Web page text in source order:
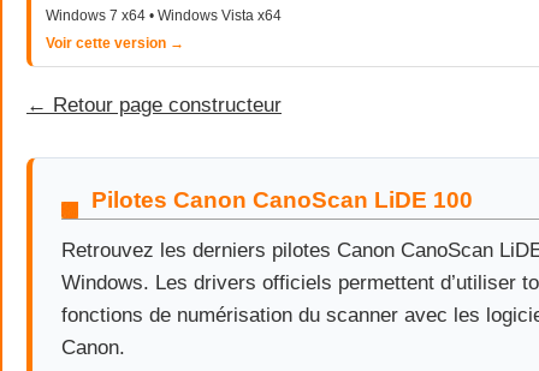
Windows 7 x64 • Windows Vista x64
Voir cette version →
← Retour page constructeur
Pilotes Canon CanoScan LiDE 100
Retrouvez les derniers pilotes Canon CanoScan
Windows. Les drivers officiels permettent d’utiliser
fonctions de numérisation du scanner avec les
Canon.